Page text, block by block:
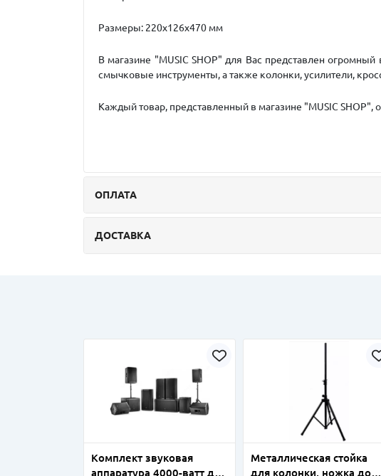
Размеры: 220х126х470 мм
В магазине "MUSIC SHOP" для Вас представлен
смычковые инструменты, а также колонки, усилители,
Каждый товар, представленный в магазине "MUSIC
ОПЛАТА
ДОСТАВКА
Комплект звуковая
аппаратура 4000-ватт для
Металлическая стойка
для колонки, ножка до